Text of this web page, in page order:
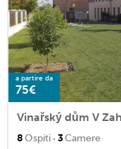
a partire da
75€
Vinařský dům V
8Ospiti · 3Camere